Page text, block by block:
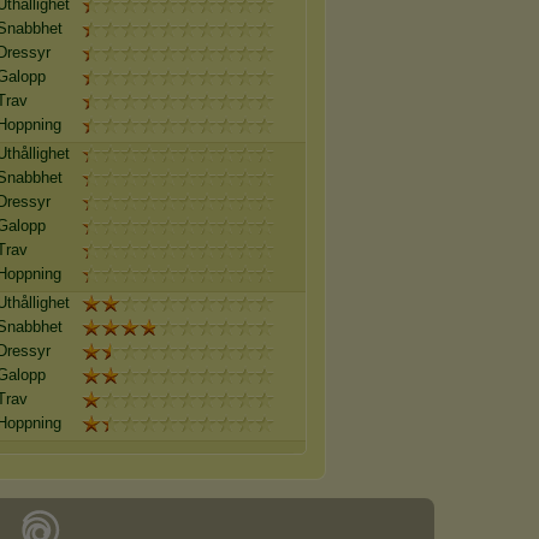
Dressyr
Hoppning
Dressyr
Hoppning
Dressyr
Hoppning